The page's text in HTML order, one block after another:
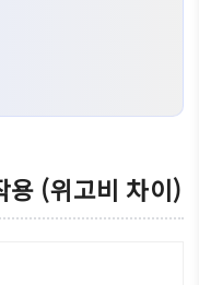
용 (위고비 차이)